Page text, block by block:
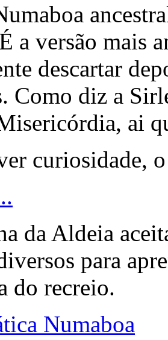
a versão mais
descartar
Como diz a
ai
curiosidade,
da Aldeia
para
do recreio.
Numaboa